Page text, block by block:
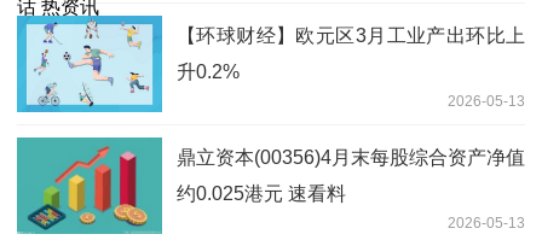
【环球财经】欧元区3月工业产出环比上
升0.2%
2026-05-13
鼎立资本(00356)4月末每股综合资产净值
约0.025港元 速看料
2026-05-13